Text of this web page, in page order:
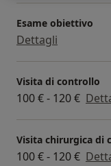
Esame obiettivo
Dettagli
Visita di controllo
100 € - 120 €
Visita chirurgica di
100 € - 120 €